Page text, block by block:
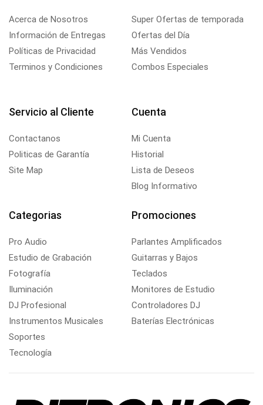
Acerca de Nosotros
Información de Entregas
Políticas de Privacidad
Terminos y Condiciones
Super Ofertas de temporada
Ofertas del Día
Más Vendidos
Combos Especiales
Servicio al Cliente
Contactanos
Politicas de Garantía
Site Map
Cuenta
Mi Cuenta
Historial
Lista de Deseos
Blog Informativo
Categorias
Pro Audio
Estudio de Grabación
Fotografía
Iluminación
DJ Profesional
Instrumentos Musicales
Soportes
Tecnología
Promociones
Parlantes Amplificados
Guitarras y Bajos
Teclados
Monitores de Estudio
Controladores DJ
Baterías Electrónicas